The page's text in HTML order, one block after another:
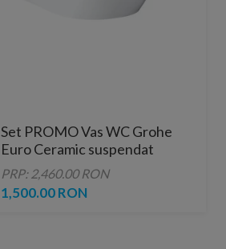
Set PROMO Vas WC Grohe
Euro Ceramic suspendat
Rimless si capac SoftClose
54x37 cm
PRP: 2,460.00 RON
1,500.00 RON